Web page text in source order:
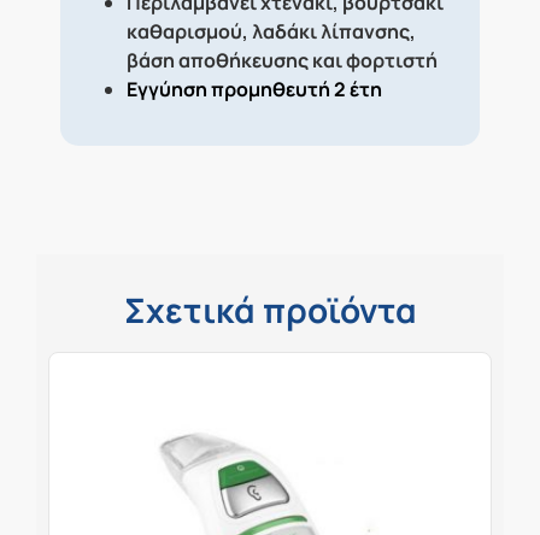
καθαρισμού, λαδάκι λίπανσης,
βάση αποθήκευσης και φορτιστή
Εγγύηση προμηθευτή 2 έτη
Σχετικά προϊόντα